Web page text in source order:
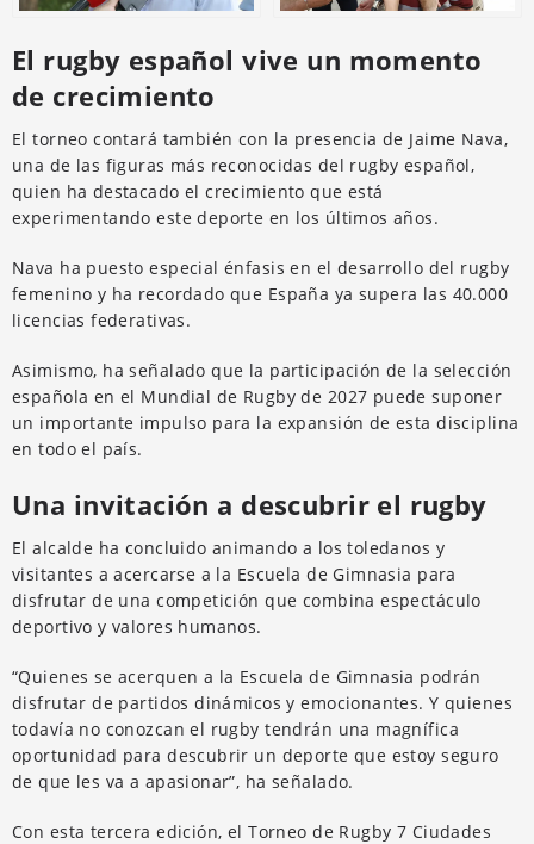
El rugby español vive un momento
de crecimiento
El torneo contará también con la presencia de Jaime Nava,
una de las figuras más reconocidas del rugby español,
quien ha destacado el crecimiento que está
experimentando este deporte en los últimos años.
Nava ha puesto especial énfasis en el desarrollo del rugby
femenino y ha recordado que España ya supera las 40.000
licencias federativas.
Asimismo, ha señalado que la participación de la selección
española en el Mundial de Rugby de 2027 puede suponer
un importante impulso para la expansión de esta disciplina
en todo el país.
Una invitación a descubrir el rugby
El alcalde ha concluido animando a los toledanos y
visitantes a acercarse a la Escuela de Gimnasia para
disfrutar de una competición que combina espectáculo
deportivo y valores humanos.
“Quienes se acerquen a la Escuela de Gimnasia podrán
disfrutar de partidos dinámicos y emocionantes. Y quienes
todavía no conozcan el rugby tendrán una magnífica
oportunidad para descubrir un deporte que estoy seguro
de que les va a apasionar”, ha señalado.
Con esta tercera edición, el Torneo de Rugby 7 Ciudades